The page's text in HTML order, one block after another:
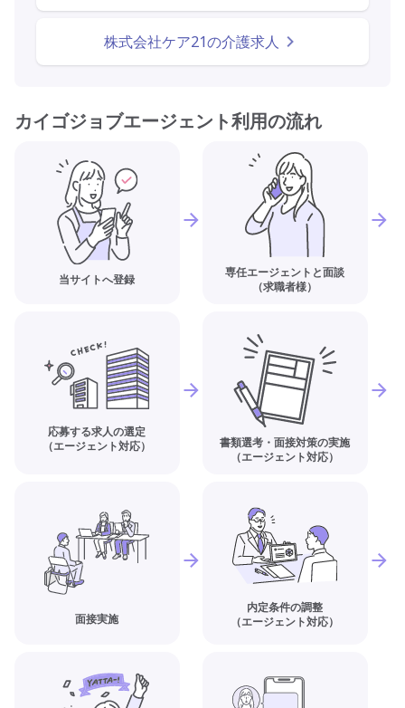
株式会社ケア21の介護求人
カイゴジョブエージェント利用の流れ
当サイトへ登録
専任エージェントと面談
（求職者様）
応募する求人の選定
（エージェント対応）
書類選考・面接対策の実施
（エージェント対応）
面接実施
内定条件の調整
（エージェント対応）